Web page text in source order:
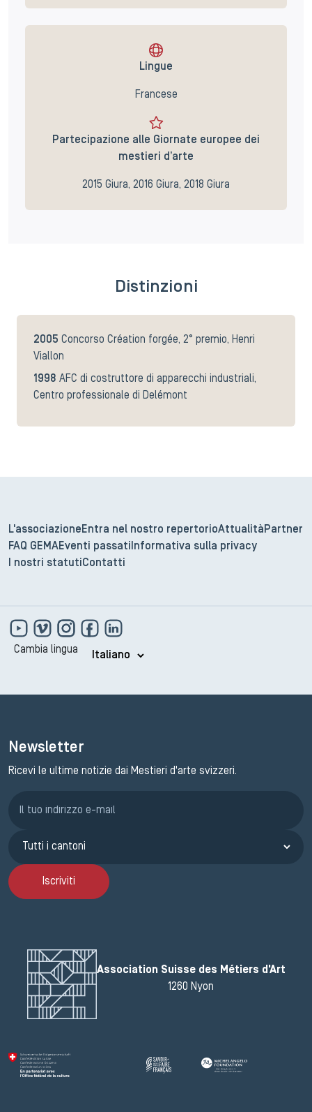
Lingue
Francese
Partecipazione alle Giornate europee dei
mestieri d’arte
2015 Giura, 2016 Giura, 2018 Giura
Distinzioni
2005 Concorso Création forgée, 2° premio, Henri
Viallon
1998 AFC di costruttore di apparecchi industriali,
Centro professionale di Delémont
L'associazione Entra nel nostro repertorioAttualità Partner
FAQ GEMAEventi passati
Informativa sulla privacy
I nostri statuti Contatti
Cambia lingua
Newsletter
Ricevi le ultime notizie dai Mestieri d'arte svizzeri.
Iscriviti
Association Suisse des Métiers d'Art
1260 Nyon